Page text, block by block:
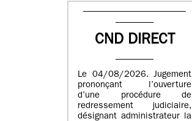
CND DIRECT
Le 04/08/2026. Jugement
prononçant l’ouverture
d’une procédure de
redressement judiciaire,
désignant administrateur la